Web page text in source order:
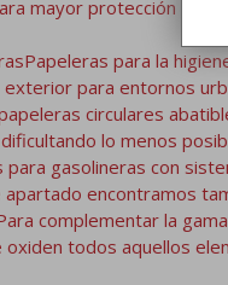
mayor protección del
Papeleras para la
para entornos
circulares
lo menos
gasolineras con
encontramos
complementar la
oxiden todos aquellos